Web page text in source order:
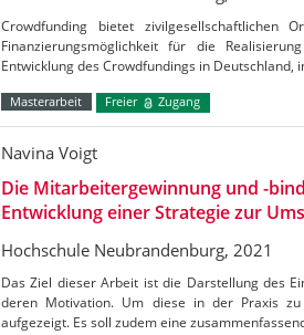
Crowdfunding bietet zivilgesellschaftlichen
Finanzierungsmöglichkeit für die
Entwicklung des Crowdfundings in
Masterarbeit Freier Zugang
Navina Voigt
Die Mitarbeitergewinnung und -
Entwicklung einer Strategie zur
Hochschule Neubrandenburg, 2021
Das Ziel dieser Arbeit ist die Darstellung des
deren Motivation. Um diese in der Praxis
aufgezeigt. Es soll zudem eine